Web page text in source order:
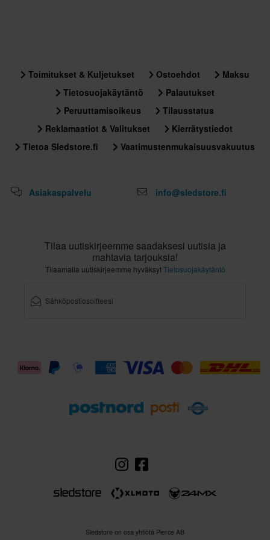
Toimitukset & Kuljetukset Ostoehdot
Maksu
Tietosuojakäytäntö
Palautukset
Peruuttamisoikeus
Tilausstatus
Reklamaatiot & Valitukset
Kierrätystiedot
Tietoa Sledstore.fi
Vaatimustenmukaisuusvakuutus
Asiakaspalvelu info@sledstore.fi
Tilaa uutiskirjeemme saadaksesi uutisia ja
mahtavia tarjouksia!
Tilaamalla uutiskirjeemme hyväksytTietosuojakäytäntö
Sledstore on osa yhtiötä Pierce AB